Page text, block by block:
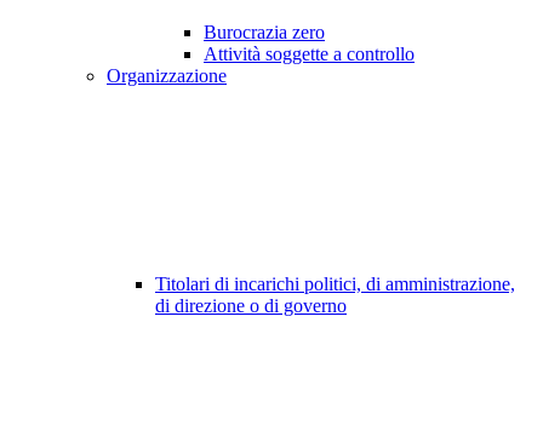
Burocrazia zero
Attività soggette a controllo
Organizzazione
Titolari di incarichi politici, di amministrazione,
di direzione o di governo